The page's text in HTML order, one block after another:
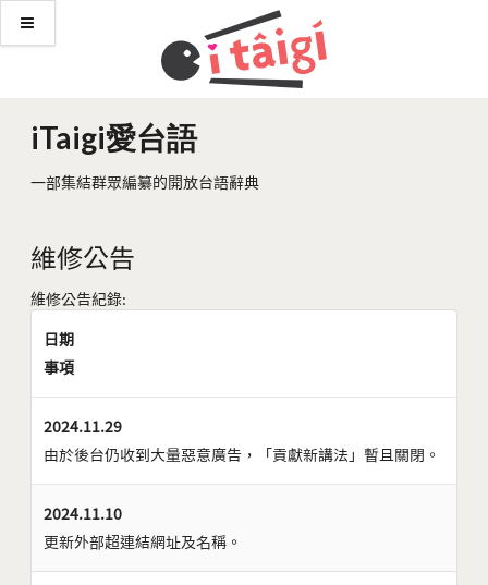
iTaigi愛台語
一部集結群眾編纂的開放台語辭典
維修公告
維修公告紀錄:
日期
事項
2024.11.29
由於後台仍收到大量惡意廣告，「貢獻新講法」暫且關閉。
2024.11.10
更新外部超連結網址及名稱。